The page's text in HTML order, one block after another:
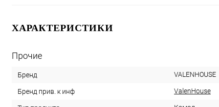
ХАРАКТЕРИСТИКИ
Прочие
Бренд VALENHOUSE
Бренд прив. к инф ValenHouse